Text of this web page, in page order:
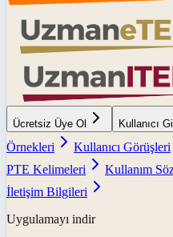
Ücretsiz Üye Ol Kullanıcı
Örnekleri
Kullanıcı Görüşleri
PTE Kelimeleri
Kullanım
İletişim Bilgileri
Uygulamayı indir